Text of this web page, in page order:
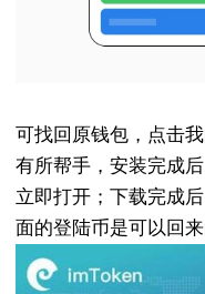
可找回原钱包，点击
有所帮手，安装完成
立即打开；下载完成
面的登陆币是可以回来